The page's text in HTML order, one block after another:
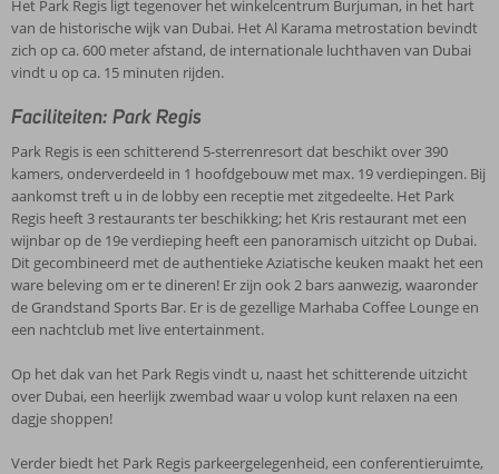
Het Park Regis ligt tegenover het winkelcentrum Burjuman, in het hart
van de historische wijk van Dubai. Het Al Karama metrostation bevindt
zich op ca. 600 meter afstand, de internationale luchthaven van Dubai
vindt u op ca. 15 minuten rijden.
Faciliteiten: Park Regis
Park Regis is een schitterend 5-sterrenresort dat beschikt over 390
kamers, onderverdeeld in 1 hoofdgebouw met max. 19 verdiepingen. Bij
aankomst treft u in de lobby een receptie met zitgedeelte. Het Park
Regis heeft 3 restaurants ter beschikking; het Kris restaurant met een
wijnbar op de 19e verdieping heeft een panoramisch uitzicht op Dubai.
Dit gecombineerd met de authentieke Aziatische keuken maakt het een
ware beleving om er te dineren! Er zijn ook 2 bars aanwezig, waaronder
de Grandstand Sports Bar. Er is de gezellige Marhaba Coffee Lounge en
een nachtclub met live entertainment.
Op het dak van het Park Regis vindt u, naast het schitterende uitzicht
over Dubai, een heerlijk zwembad waar u volop kunt relaxen na een
dagje shoppen!
Verder biedt het Park Regis parkeergelegenheid, een conferentieruimte,